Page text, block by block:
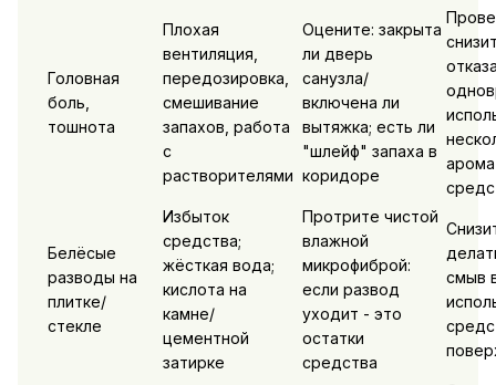
Головная
боль,
тошнота
Плохая
вентиляция,
передозировка,
смешивание
запахов, работа
с
растворителями
Оцените: закрыта
ли дверь
санузла/
включена ли
вытяжка; есть ли
"шлейф" запаха в
коридоре
Белёсые
разводы на
плитке/
стекле
Избыток
средства;
жёсткая вода;
кислота на
камне/
цементной
затирке
Протрите чистой
влажной
микрофиброй:
если развод
уходит - это
остатки
средства
смыв